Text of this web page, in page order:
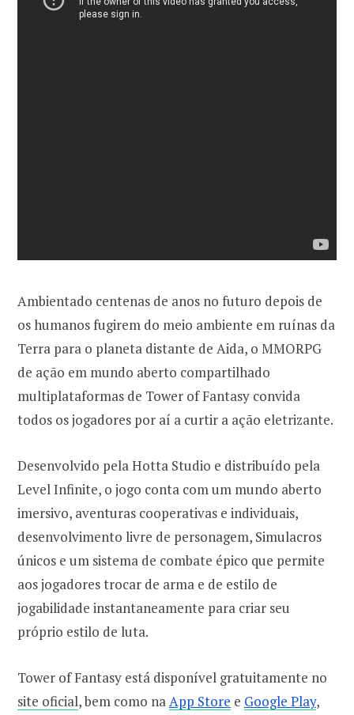
Ambientado centenas de anos no futuro depois de
os humanos fugirem do meio ambiente em ruínas da
Terra para o planeta distante de Aida, o MMORPG
de ação em mundo aberto compartilhado
multiplataformas de Tower of Fantasy convida
todos os jogadores por aí a curtir a ação eletrizante.
Desenvolvido pela Hotta Studio e distribuído pela
Level Infinite, o jogo conta com um mundo aberto
imersivo, aventuras cooperativas e individuais,
desenvolvimento livre de personagem, Simulacros
únicos e um sistema de combate épico que permite
aos jogadores trocar de arma e de estilo de
jogabilidade instantaneamente para criar seu
próprio estilo de luta.
Tower of Fantasy está disponível gratuitamente no
site oficial, bem como naApp Store e Google Play,